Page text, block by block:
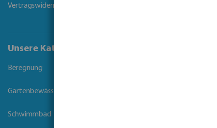
Vertragswiderruf
Unsere Kataloge
Beregnung
Gartenbewässerung
Schwimmbad